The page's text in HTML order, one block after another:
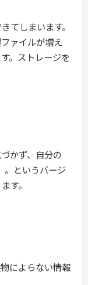
てしまいます。
ァイルが増え
。ストレージを
かず、自分の
。というバージ
す。
によらない情報